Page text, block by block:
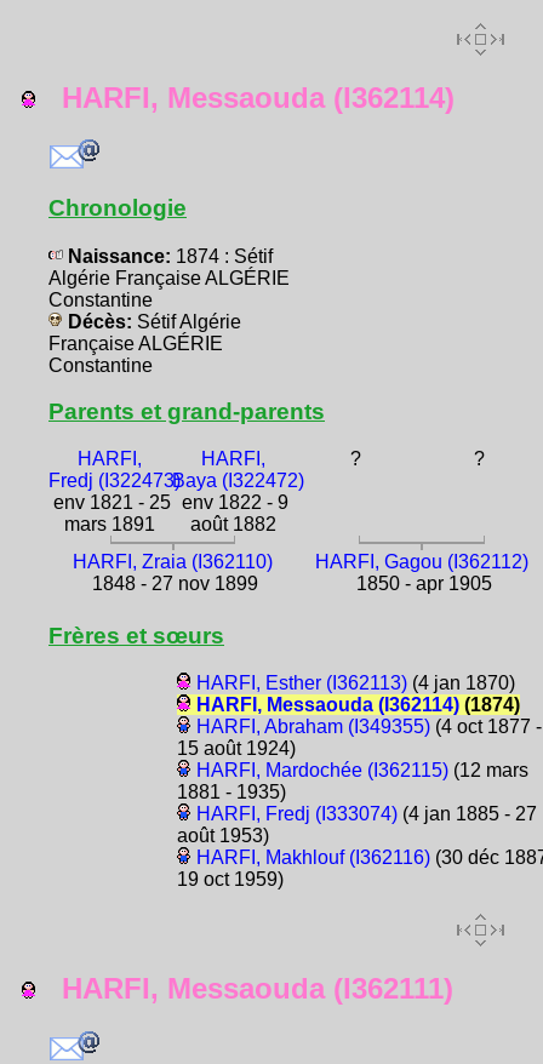
HARFI, Messaouda (I362114)
Chronologie
Naissance: 1874 : Sétif
Algérie Française ALGÉRIE
Constantine
Décès: Sétif Algérie
Française ALGÉRIE
Constantine
Parents et grand-parents
HARFI,
Fredj (I322473)
env 1821 - 25
mars 1891
HARFI,
Baya (I322472)
env 1822 - 9
août 1882
? ?
HARFI, Zraia (I362110)
1848 - 27 nov 1899
HARFI, Gagou (I362112)
1850 - apr 1905
Frères et sœurs
HARFI, Esther (I362113)(4 jan 1870)
HARFI, Messaouda (I362114)(1874)
HARFI, Abraham (I349355)(4 oct 1877 -
15 août 1924)
HARFI, Mardochée (I362115)(12 mars
1881 - 1935)
HARFI, Fredj (I333074)(4 jan 1885 - 27
août 1953)
HARFI, Makhlouf (I362116)(30 déc
19 oct 1959)
HARFI, Messaouda (I362111)